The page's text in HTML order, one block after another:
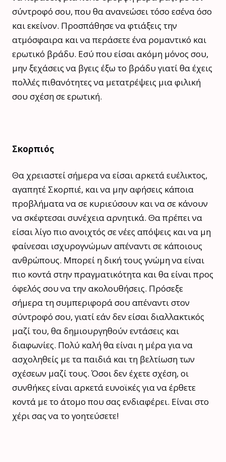
σύντροφό σου, που θα ανανεώσει τόσο εσένα όσο
και εκείνον. Προσπάθησε να φτιάξεις την
ατμόσφαιρα και να περάσετε ένα ρομαντικό και
ερωτικό βράδυ. Εσύ που είσαι ακόμη μόνος σου,
μην ξεχάσεις να βγεις έξω το βράδυ γιατί θα έχεις
πολλές πιθανότητες να μετατρέψεις μια φιλική
σου σχέση σε ερωτική.
Σκορπιός
Θα χρειαστεί σήμερα να είσαι αρκετά ευέλικτος,
αγαπητέ Σκορπιέ, και να μην αφήσεις κάποια
προβλήματα να σε κυριεύσουν και να σε κάνουν
να σκέφτεσαι συνέχεια αρνητικά. Θα πρέπει να
είσαι λίγο πιο ανοιχτός σε νέες απόψεις και να μη
φαίνεσαι ισχυρογνώμων απέναντι σε κάποιους
ανθρώπους. Μπορεί η δική τους γνώμη να είναι
πιο κοντά στην πραγματικότητα και θα είναι προς
όφελός σου να την ακολουθήσεις. Πρόσεξε
σήμερα τη συμπεριφορά σου απέναντι στον
σύντροφό σου, γιατί εάν δεν είσαι διαλλακτικός
μαζί του, θα δημιουργηθούν εντάσεις και
διαφωνίες. Πολύ καλή θα είναι η μέρα για να
ασχοληθείς με τα παιδιά και τη βελτίωση των
σχέσεων μαζί τους. Όσοι δεν έχετε σχέση, οι
συνθήκες είναι αρκετά ευνοϊκές για να έρθετε
κοντά με το άτομο που σας ενδιαφέρει. Είναι στο
χέρι σας να το γοητεύσετε!